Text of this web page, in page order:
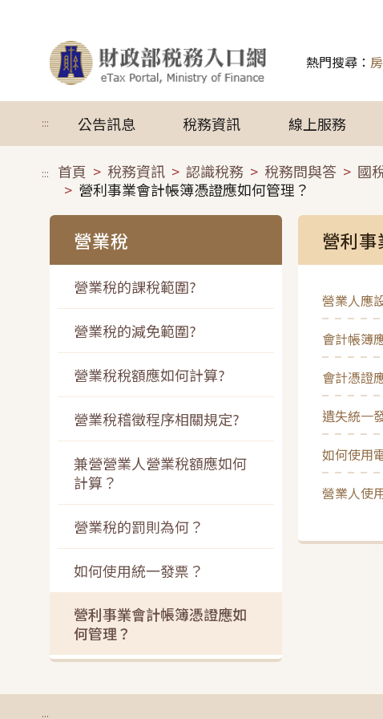
熱門搜尋：
::: 公告訊息 稅務資訊 線上服務
::: 首頁 稅務資訊 認識稅務 稅務問與答 國
營利事業會計帳簿憑證應如何管理？
營業稅
營業稅的課稅範圍?
營業稅的減免範圍?
營業稅稅額應如何計算?
營業稅稽徵程序相關規定?
兼營營業人營業稅額應如何
計算？
營業稅的罰則為何？
如何使用統一發票？
營利事業會計帳簿憑證應如
何管理？
營利事
營業人應
會計帳簿
會計憑證
遺失統一
如何使用
營業人使